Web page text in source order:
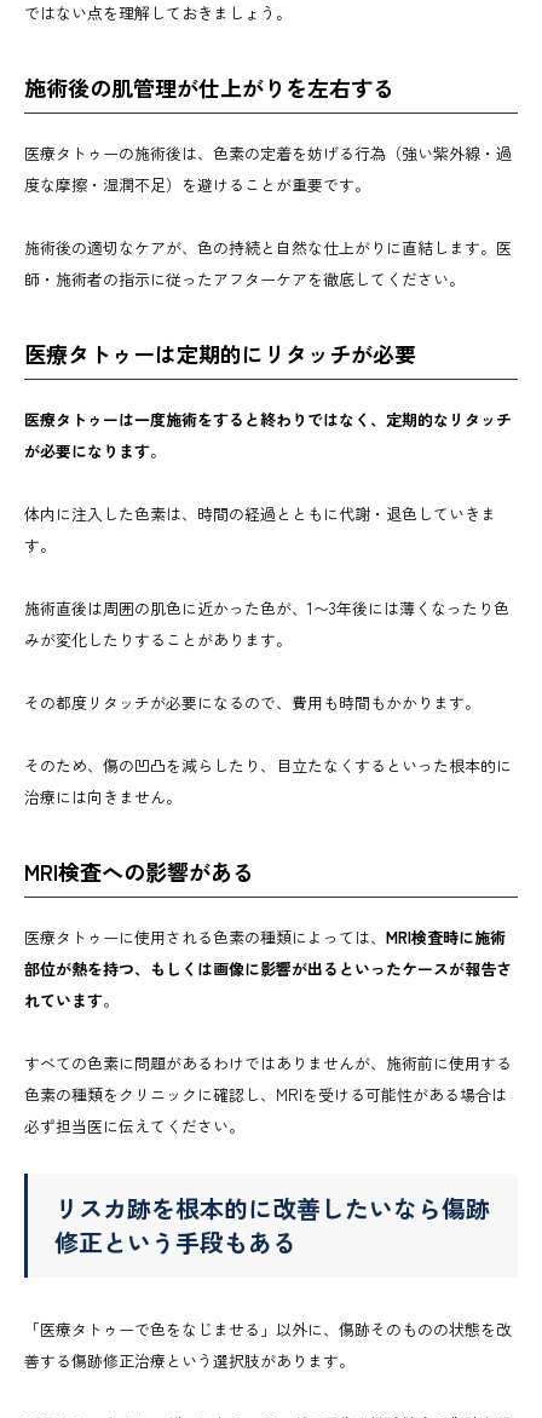
ではない点を理解しておきましょう。
施術後の肌管理が仕上がりを左右する
医療タトゥーの施術後は、色素の定着を妨げる行為（強い紫外線・過
度な摩擦・湿潤不足）を避けることが重要です。
施術後の適切なケアが、色の持続と自然な仕上がりに直結します。医
師・施術者の指示に従ったアフターケアを徹底してください。
医療タトゥーは定期的にリタッチが必要
医療タトゥーは一度施術をすると終わりではなく、定期的なリタッチ
が必要になります。
体内に注入した色素は、時間の経過とともに代謝・退色していきま
す。
施術直後は周囲の肌色に近かった色が、1〜3年後には薄くなったり色
みが変化したりすることがあります。
その都度リタッチが必要になるので、費用も時間もかかります。
そのため、傷の凹凸を減らしたり、目立たなくするといった根本的に
治療には向きません。
MRI検査への影響がある
医療タトゥーに使用される色素の種類によっては、 MRI検査時に施術
部位が熱を持つ、もしくは画像に影響が出るといったケースが報告さ
れています。
すべての色素に問題があるわけではありませんが、施術前に使用する
色素の種類をクリニックに確認し、MRIを受ける可能性がある場合は
必ず担当医に伝えてください。
リスカ跡を根本的に改善したいなら傷跡
修正という手段もある
「医療タトゥーで色をなじませる」以外に、傷跡そのものの状態を改
善する傷跡修正治療という選択肢があります。